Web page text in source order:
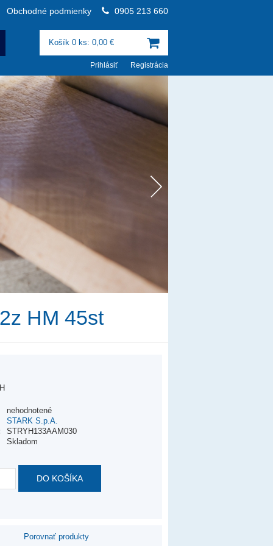
Obchodné podmienky 0905 213 660
Košík 0 ks: 0,00 €
Prihlásiť Registrácia
HM 45st
nehodnotené
STARK S.p.A.
STRYH133AAM030
Skladom
DO KOŠÍKA
Porovnať produkty